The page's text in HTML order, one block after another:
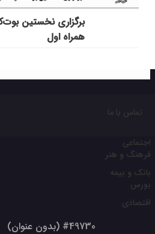
برگزاری نخستین
همراه اول
تماس با ما
اجتماعی
فرهنگ و هنر
بانک و بیمه
بورس
اقتصادی
#49730 (بدون عنوان)